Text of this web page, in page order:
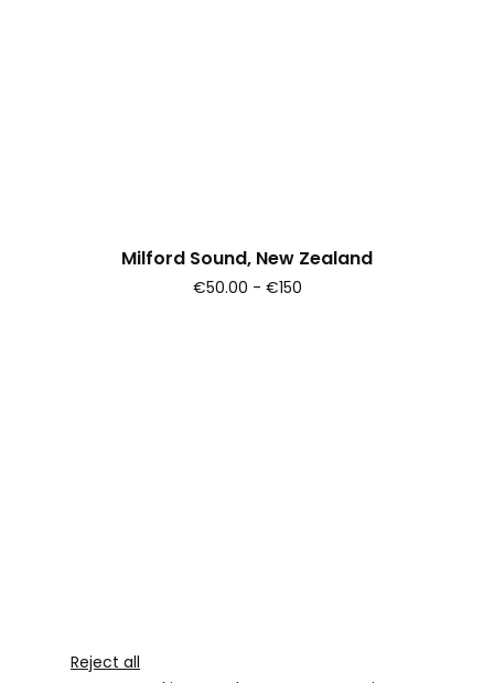
Reject all
Milford Sound, New Zealand
€50.00 - €150